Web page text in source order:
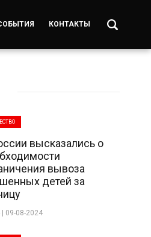
КОНТАКТЫ
высказались о
вывоза
детей за
| 09-08-2024